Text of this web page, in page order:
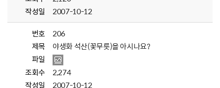
작성일
2007-10-12
번호
206
제목
야생화 석산(꽃무릇)을 아시나요?
파일
조회수
2,274
작성일
2007-10-12